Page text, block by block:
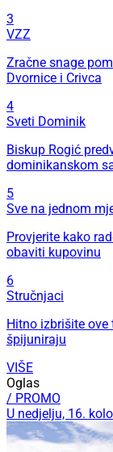
3
VZZ
Zračne snage
Dvornice i Crivca
4
Sveti Dominik
Biskup Rogić
dominikanskom
5
Sve na jednom
Provjerite kako
obaviti kupovinu
6
Stručnjaci
Hitno izbrišite
špijuniraju
VIŠE
Oglas
/ PROMO
U nedjelju, 16.